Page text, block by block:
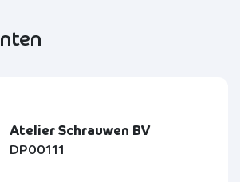
Atelier Schrauwen BV
DP00111